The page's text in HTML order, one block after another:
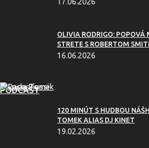
OLIVIA RODRIGO: POPOVÁ
STRETE S ROBERTOM
16.06.2026
PODCAST
120 MINÚT S HUDBOU
TOMEK ALIAS DJ KINET
19.02.2026